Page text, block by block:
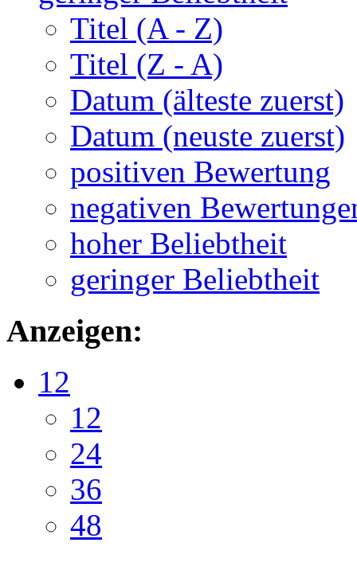
Titel (A - Z)
Titel (Z - A)
Datum (älteste zuerst)
Datum (neuste zuerst)
positiven Bewertung
negativen
hoher Beliebtheit
geringer Beliebtheit
Anzeigen:
12
12
24
36
48